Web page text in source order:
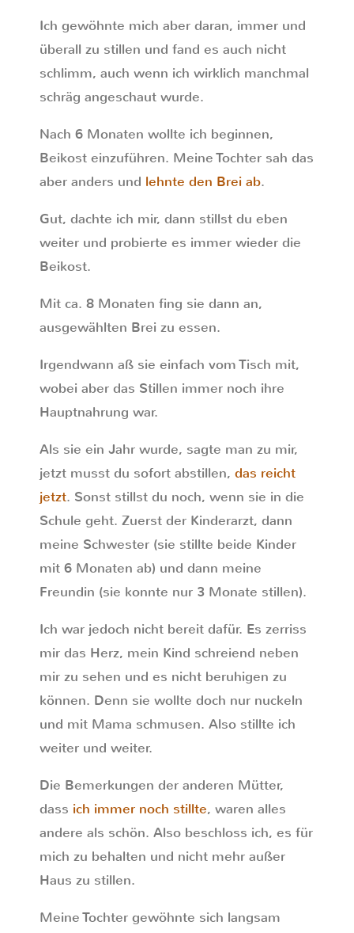
Ich gewöhnte mich aber daran, immer und
überall zu stillen und fand es auch nicht
schlimm, auch wenn ich wirklich manchmal
schräg angeschaut wurde.
Nach 6 Monaten wollte ich beginnen,
Beikost einzuführen. Meine Tochter sah das
aber anders und lehnte den Brei ab.
Gut, dachte ich mir, dann stillst du eben
weiter und probierte es immer wieder die
Beikost.
Mit ca. 8 Monaten fing sie dann an,
ausgewählten Brei zu essen.
Irgendwann aß sie einfach vom Tisch mit,
wobei aber das Stillen immer noch ihre
Hauptnahrung war.
Als sie ein Jahr wurde, sagte man zu mir,
jetzt musst du sofort abstillen, das reicht
jetzt. Sonst stillst du noch, wenn sie in die
Schule geht. Zuerst der Kinderarzt, dann
meine Schwester (sie stillte beide Kinder
mit 6 Monaten ab) und dann meine
Freundin (sie konnte nur 3 Monate stillen).
Ich war jedoch nicht bereit dafür. Es zerriss
mir das Herz, mein Kind schreiend neben
mir zu sehen und es nicht beruhigen zu
können. Denn sie wollte doch nur nuckeln
und mit Mama schmusen. Also stillte ich
weiter und weiter.
Die Bemerkungen der anderen Mütter,
dass ich immer noch stillte, waren alles
andere als schön. Also beschloss ich, es für
mich zu behalten und nicht mehr außer
Haus zu stillen.
Meine Tochter gewöhnte sich langsam